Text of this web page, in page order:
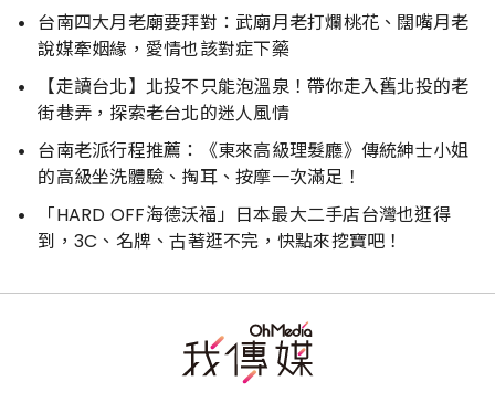
台南四大月老廟要拜對：武廟月老打爛桃花、闊嘴月老
說媒牽姻緣，愛情也該對症下藥
【走讀台北】北投不只能泡溫泉！帶你走入舊北投的老
街巷弄，探索老台北的迷人風情
台南老派行程推薦：《東來高級理髮廳》傳統紳士小姐
的高級坐洗體驗、掏耳、按摩一次滿足！
「HARD OFF海德沃福」日本最大二手店台灣也逛得
到，3C、名牌、古著逛不完，快點來挖寶吧！